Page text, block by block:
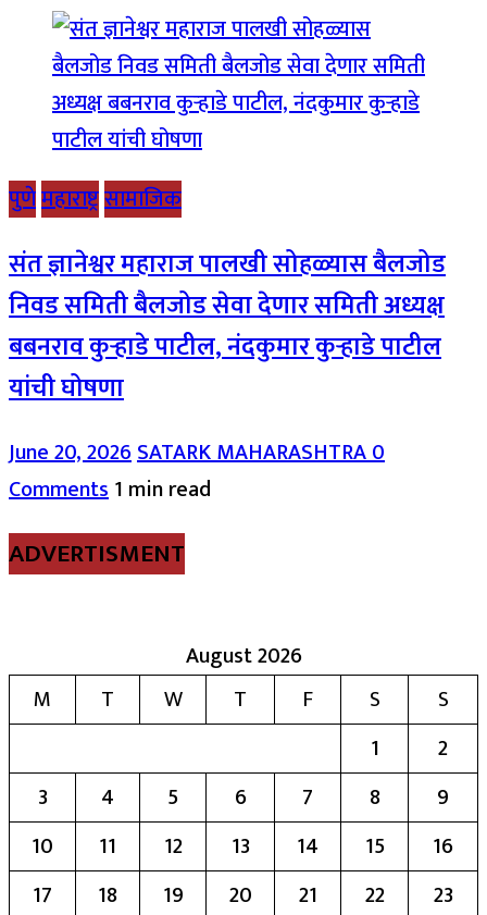
पुणेमहाराष्ट्रसामाजिक
संत ज्ञानेश्वर महाराज पालखी सोहळ्यास बैलजोड
निवड समिती बैलजोड सेवा देणार समिती अध्यक्ष
बबनराव कुऱ्हाडे पाटील, नंदकुमार कुऱ्हाडे पाटील
यांची घोषणा
June 20, 2026SATARK MAHARASHTRA0
Comments1 min read
ADVERTISMENT
August 2026
M
T W T F S
S
1
2
3
4 5 6 7 8
9
10
11 12 13 14 15
16
17
18 19 20 21 22
23